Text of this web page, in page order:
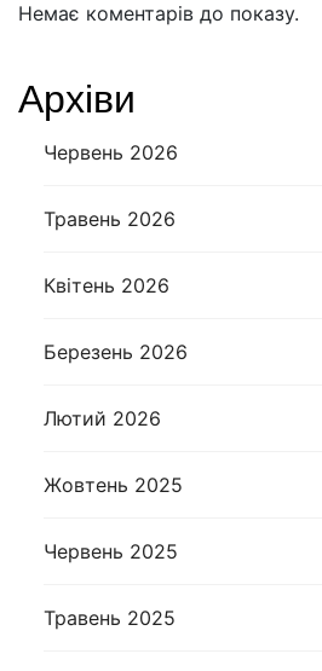
Немає коментарів до показу.
Архіви
Червень 2026
Травень 2026
Квітень 2026
Березень 2026
Лютий 2026
Жовтень 2025
Червень 2025
Травень 2025